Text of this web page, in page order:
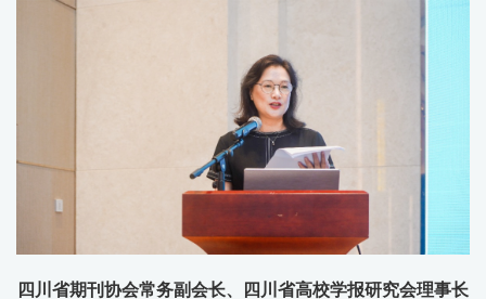
四川省期刊协会常务副会长、四川省高校学报研究会理事长